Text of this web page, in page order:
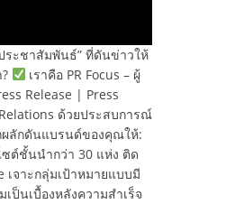
ระชาสัมพันธ์” ที่ดันข่าวให้
เราคือ PR Focus – ผู้
Release | Press
ด้วยประสบการณ์
ผลักดันแบรนด์ของคุณให้:
ซต์ชั้นนำกว่า 30 แห่ง ติด
เจาะกลุ่มเป้าหมายแบบมี
ป็นเบื้องหลังความสำเร็จ